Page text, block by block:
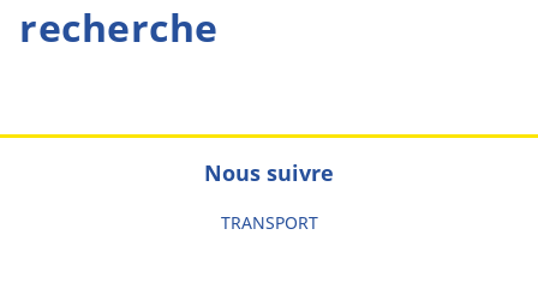
recherche
Nous suivre
TRANSPORT